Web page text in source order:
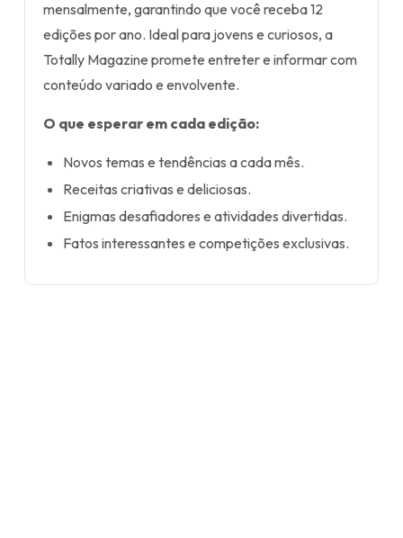
mensalmente, garantindo que você receba 12
edições por ano. Ideal para jovens e curiosos, a
Totally Magazine promete entreter e informar com
conteúdo variado e envolvente.
O que esperar em cada edição:
Novos temas e tendências a cada mês.
Receitas criativas e deliciosas.
Enigmas desafiadores e atividades divertidas.
Fatos interessantes e competições exclusivas.